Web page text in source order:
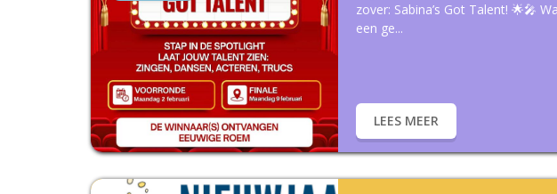
zover: Sabina’s Got Talent! 🌟🎤
een ge...
LEES MEER